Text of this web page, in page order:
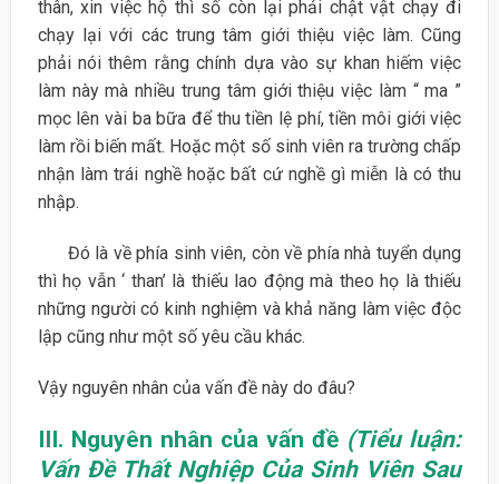
thân, xin việc hộ thì số còn lại phải chật vật chạy đi
chạy lại với các trung tâm giới thiệu việc làm. Cũng
phải nói thêm rằng chính dựa vào sự khan hiếm việc
làm này mà nhiều trung tâm giới thiệu việc làm “ ma ”
mọc lên vài ba bữa để thu tiền lệ phí, tiền môi giới việc
làm rồi biến mất. Hoặc một số sinh viên ra trường chấp
nhận làm trái nghề hoặc bất cứ nghề gì miễn là có thu
nhập.
Đó là về phía sinh viên, còn về phía nhà tuyển dụng
thì họ vẫn ‘ than’ là thiếu lao động mà theo họ là thiếu
những người có kinh nghiệm và khả năng làm việc độc
lập cũng như một số yêu cầu khác.
Vậy nguyên nhân của vấn đề này do đâu?
III. Nguyên nhân của vấn đề (Tiểu luận:
Vấn Đề Thất Nghiệp Của Sinh Viên Sau